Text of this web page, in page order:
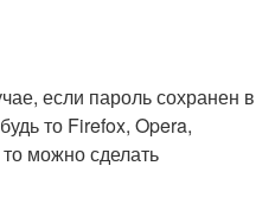
если пароль сохранен в
то Firefox, Opera,
можно сделать